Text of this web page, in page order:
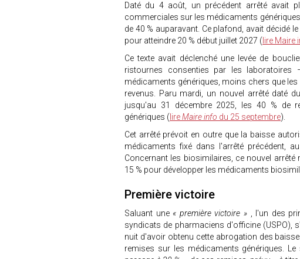
Daté du 4 août, un précédent arrêté avait
commerciales sur les médicaments
de 40 % auparavant. Ce plafond, avait décidé
pour atteindre 20 % début juillet 2027 ( lire Maire
Ce texte avait déclenché une levée de
ristournes consenties par les laboratoires
médicaments génériques, moins chers que
revenus. Paru mardi, un nouvel arrêté daté
jusqu'au 31 décembre 2025, les 40 % de
génériques ( lireMaire info du 25 septembre).
Cet arrêté prévoit en outre que la baisse
médicaments fixé dans l'arrêté précédent,
Concernant les biosimilaires, ce nouvel
15 % pour développer les médicaments
Première victoire
Saluant une « première victoire »
, l'un des
syndicats de pharmaciens d'officine (USPO),
nuit d'avoir obtenu cette abrogation des
remises sur les médicaments génériques.